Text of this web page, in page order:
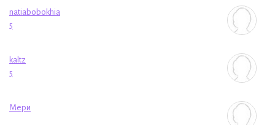
natiabobokhia
5
kaltz
5
Мери